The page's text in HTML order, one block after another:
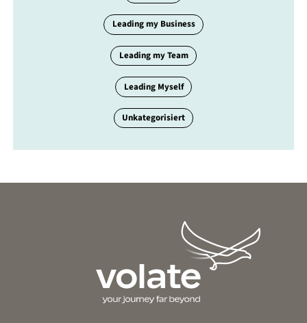
Leading my Business
Leading my Team
Leading Myself
Unkategorisiert